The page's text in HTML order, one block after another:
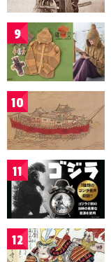
9
10
11
12